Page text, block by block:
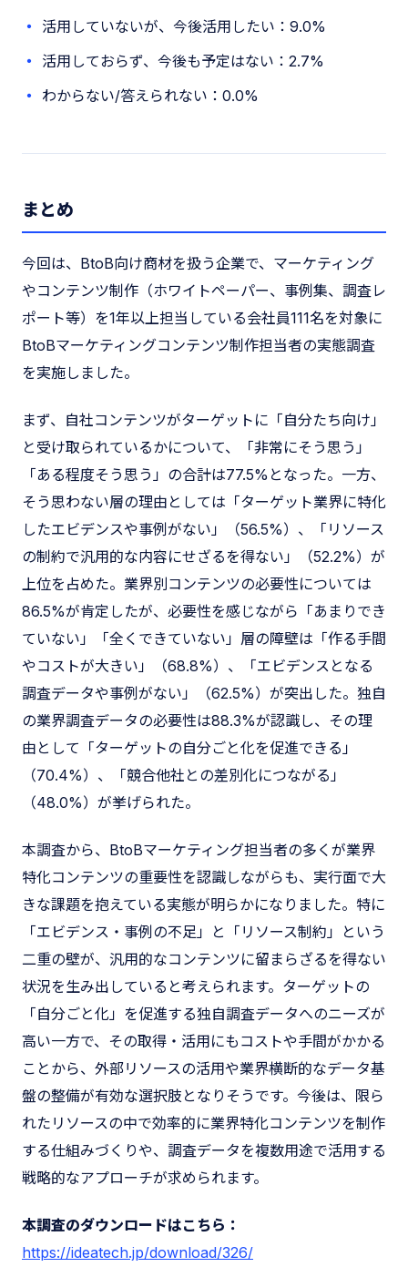
活用していないが、今後活用したい：9.0%
活用しておらず、今後も予定はない：2.7%
わからない/答えられない：0.0%
まとめ
今回は、BtoB向け商材を扱う企業で、マーケティング
やコンテンツ制作（ホワイトペーパー、事例集、調査レ
ポート等）を1年以上担当している会社員111名を対象に
BtoBマーケティングコンテンツ制作担当者の実態調査
を実施しました。
まず、自社コンテンツがターゲットに「自分たち向け」
と受け取られているかについて、「非常にそう思う」
「ある程度そう思う」の合計は77.5%となった。一方、
そう思わない層の理由としては「ターゲット業界に特化
したエビデンスや事例がない」（56.5%）、「リソース
の制約で汎用的な内容にせざるを得ない」（52.2%）が
上位を占めた。業界別コンテンツの必要性については
86.5%が肯定したが、必要性を感じながら「あまりでき
ていない」「全くできていない」層の障壁は「作る手間
やコストが大きい」（68.8%）、「エビデンスとなる
調査データや事例がない」（62.5%）が突出した。独自
の業界調査データの必要性は88.3%が認識し、その理
由として「ターゲットの自分ごと化を促進できる」
（70.4%）、「競合他社との差別化につながる」
（48.0%）が挙げられた。
本調査から、BtoBマーケティング担当者の多くが業界
特化コンテンツの重要性を認識しながらも、実行面で大
きな課題を抱えている実態が明らかになりました。特に
「エビデンス・事例の不足」と「リソース制約」という
二重の壁が、汎用的なコンテンツに留まらざるを得ない
状況を生み出していると考えられます。ターゲットの
「自分ごと化」を促進する独自調査データへのニーズが
高い一方で、その取得・活用にもコストや手間がかかる
ことから、外部リソースの活用や業界横断的なデータ基
盤の整備が有効な選択肢となりそうです。今後は、限ら
れたリソースの中で効率的に業界特化コンテンツを制作
する仕組みづくりや、調査データを複数用途で活用する
戦略的なアプローチが求められます。
本調査のダウンロードはこちら：
https://ideatech.jp/download/326/